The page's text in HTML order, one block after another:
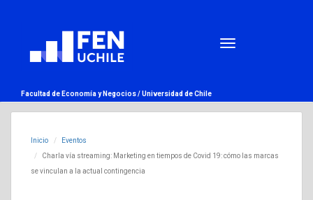
Facultad de Economía y Negocios /Universidad de Chile
Inicio
Eventos
Charla vía streaming: Marketing en tiempos de Covid 19: cómo las marcas
se vinculan a la actual contingencia